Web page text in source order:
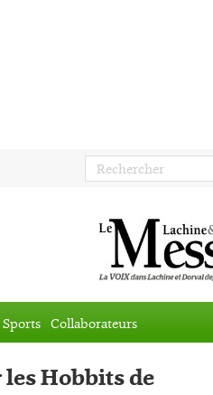
Sports Collaborateurs
Hobbits de